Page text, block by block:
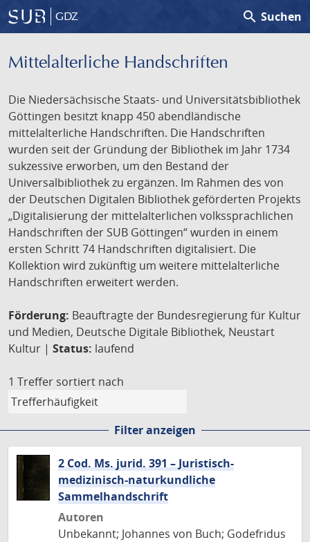
GDZ search Suchen
Mittelalterliche Handschriften
Die Niedersächsische Staats- und Universitätsbibliothek
Göttingen besitzt knapp 450 abendländische
mittelalterliche Handschriften. Die Handschriften
wurden seit der Gründung der Bibliothek im Jahr 1734
sukzessive erworben, um den Bestand der
Universalbibliothek zu ergänzen. Im Rahmen des von
der Deutschen Digitalen Bibliothek geförderten Projekts
„Digitalisierung der mittelalterlichen volkssprachlichen
Handschriften der SUB Göttingen“ wurden in einem
ersten Schritt 74 Handschriften digitalisiert. Die
Kollektion wird zukünftig um weitere mittelalterliche
Handschriften erweitert werden.
Förderung: Beauftragte der Bundesregierung für Kultur
und Medien, Deutsche Digitale Bibliothek, Neustart
Kultur | Status: laufend
1 Treffer sortiert nach
Filter anzeigen
2 Cod. Ms. jurid. 391 – Juristisch-
medizinisch-naturkundliche
Sammelhandschrift
Autoren
Unbekannt; Johannes von Buch; Godefridus